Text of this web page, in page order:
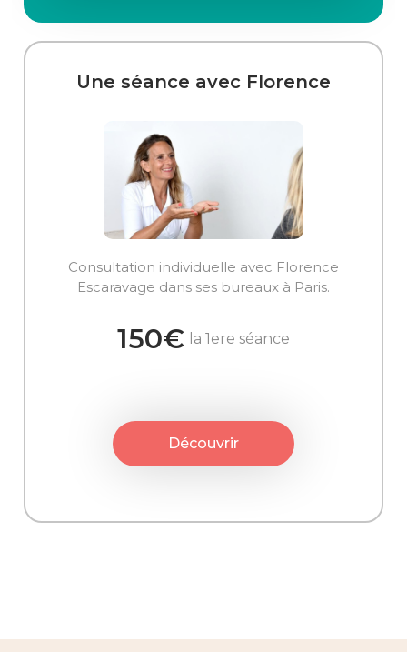
Une séance avec Florence
Consultation individuelle avec Florence
Escaravage dans ses bureaux à Paris.
150€ la 1ere séance
Découvrir